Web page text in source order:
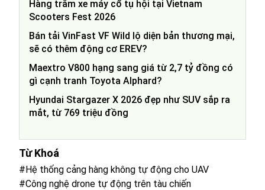
Hàng trăm xe máy cổ tụ hội tại Vietnam
Scooters Fest 2026
Bán tải VinFast VF Wild lộ diện bản thương mại,
sẽ có thêm động cơ EREV?
Maextro V800 hạng sang giá từ 2,7 tỷ đồng có
gì cạnh tranh Toyota Alphard?
Hyundai Stargazer X 2026 đẹp như SUV sắp ra
mắt, từ 769 triệu đồng
Từ Khoá
#Hệ thống cảng hàng không tự động cho UAV
#Công nghệ drone tự động trên tàu chiến